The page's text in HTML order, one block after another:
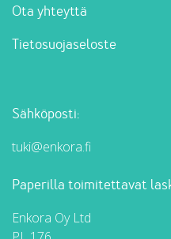
Ota yhteyttä
Tietosuojaseloste
Sähköposti:
tuki@enkora.fi
Paperilla toimitettavat
Enkora Oy Ltd